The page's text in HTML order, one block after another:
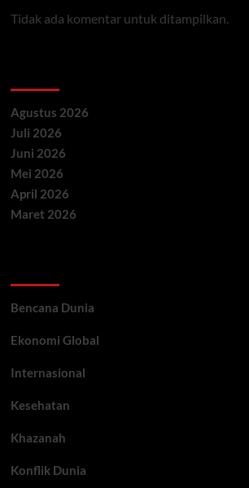
Tidak ada komentar untuk ditampilkan.
Agustus 2026
Juli 2026
Juni 2026
Mei 2026
April 2026
Maret 2026
Bencana Dunia
Ekonomi Global
Internasional
Kesehatan
Khazanah
Konflik Dunia